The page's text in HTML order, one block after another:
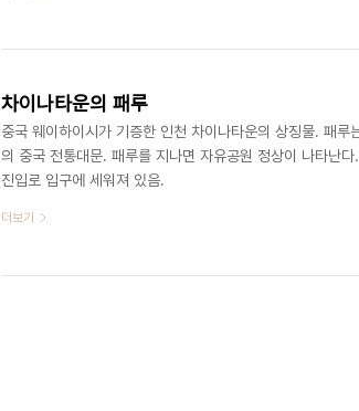
차이나타운의 패루
중국 웨이하이시가 기증한 인천 차이나타운의 상징물. 패
의 중국 전통대문. 패루를 지나면 자유공원 정상이 나타난
진입로 입구에 세워져 있음. ​​
더보기